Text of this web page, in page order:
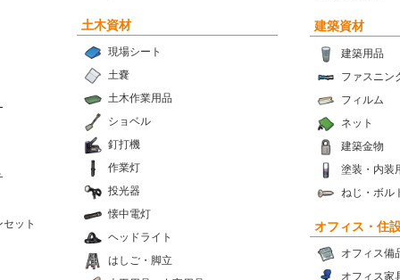
ット
土木資材
現場シート
土嚢
土木作業用品
ショベル
釘打機
作業灯
投光器
懐中電灯
ヘッドライト
はしご・脚立
建築資材
建築用品
ファスニン
フィルム
ネット
建築金物
塗装・内装
ねじ・ボル
オフィス・住
オフィス備
オフィス家